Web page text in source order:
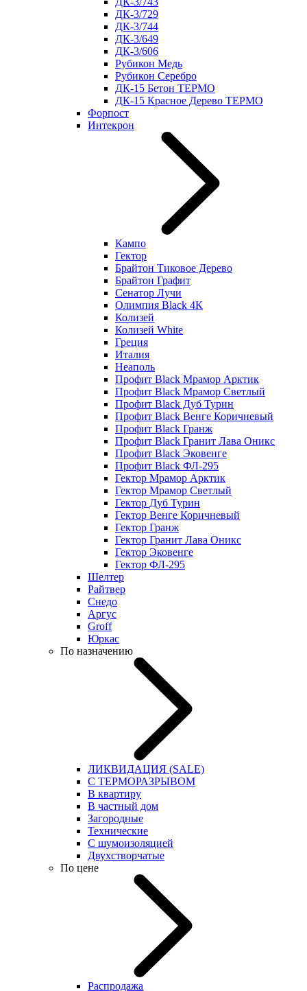
ДК-3/729
ДК-3/744
ДК-3/649
ДК-3/606
Рубикон Медь
Рубикон Серебро
ДК-15 Бетон ТЕРМО
ДК-15 Красное Дерево ТЕРМО
Форпост
Интекрон
Кампо
Гектор
Брайтон Тиковое Дерево
Брайтон Графит
Сенатор Лучи
Олимпия Black 4К
Колизей
Колизей White
Греция
Италия
Неаполь
Профит Black Мрамор Арктик
Профит Black Мрамор Светлый
Профит Black Дуб Турин
Профит Black Венге Коричневый
Профит Black Гранж
Профит Black Гранит Лава Оникс
Профит Black Эковенге
Профит Black ФЛ-295
Гектор Мрамор Арктик
Гектор Мрамор Светлый
Гектор Дуб Турин
Гектор Венге Коричневый
Гектор Гранж
Гектор Гранит Лава Оникс
Гектор Эковенге
Гектор ФЛ-295
Шелтер
Райтвер
Снедо
Аргус
Groff
Юркас
По назначению
ЛИКВИДАЦИЯ (SALE)
С ТЕРМОРАЗРЫВОМ
В квартиру
В частный дом
Загородные
Технические
С шумоизоляцией
Двухстворчатые
По цене
Распродажа